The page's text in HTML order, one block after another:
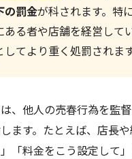
の罰金が科されます。特
ある者や店舗を経営して
してより重く処罰されます
、他人の売春行為を監
ます。たとえば、店長
「料金をこう設定して